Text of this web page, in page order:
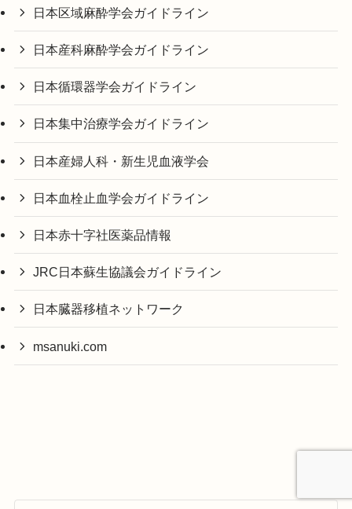
日本区域麻酔学会ガイドライン
日本産科麻酔学会ガイドライン
日本循環器学会ガイドライン
日本集中治療学会ガイドライン
日本産婦人科・新生児血液学会
日本血栓止血学会ガイドライン
日本赤十字社医薬品情報
JRC日本蘇生協議会ガイドライン
日本臓器移植ネットワーク
msanuki.com